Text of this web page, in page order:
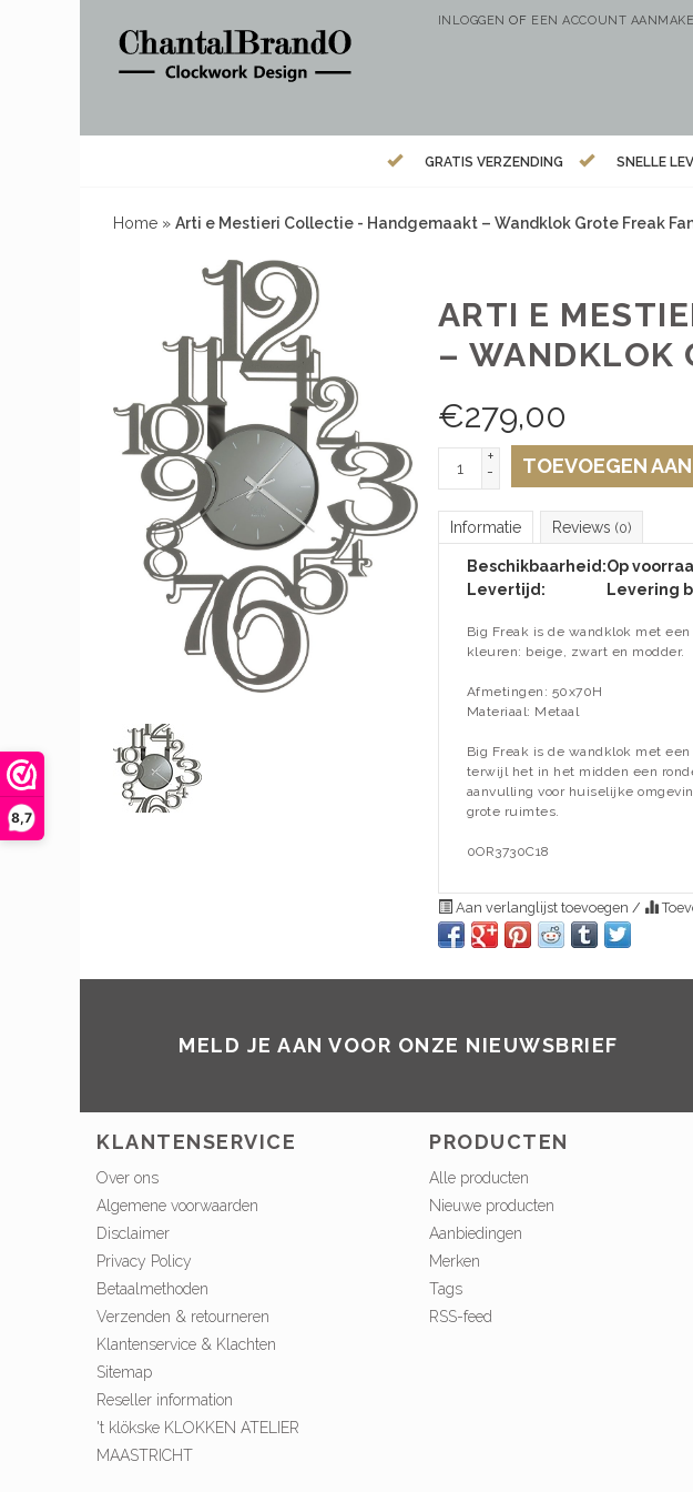
8,7
INLOGGEN OF EEN ACCOUNT
GRATIS VERZENDING SNELLE
Home » Arti e Mestieri Collectie - Handgemaakt – Wandklok Grote Freak
ARTI E
– WANDKLOK
€279,00
+
-
TOEVOEGEN
Informatie Reviews (0)
Beschikbaarheid:Op
Levertijd:
Levering
Big Freak is de wandklok met
kleuren: beige, zwart en modder.
Afmetingen: 50x70H
Materiaal: Metaal
Big Freak is de wandklok met
terwijl het in het midden een
aanvulling voor huiselijke
grote ruimtes.
0OR3730C18
Aan verlanglijst toevoegen /
MELD JE AAN VOOR ONZE NIEUWSBRIEF
KLANTENSERVICE
Over ons
Algemene voorwaarden
Disclaimer
Privacy Policy
Betaalmethoden
Verzenden & retourneren
Klantenservice & Klachten
Sitemap
Reseller information
't klökske KLOKKEN ATELIER
MAASTRICHT
PRODUCTEN
Alle producten
Nieuwe producten
Aanbiedingen
Merken
Tags
RSS-feed